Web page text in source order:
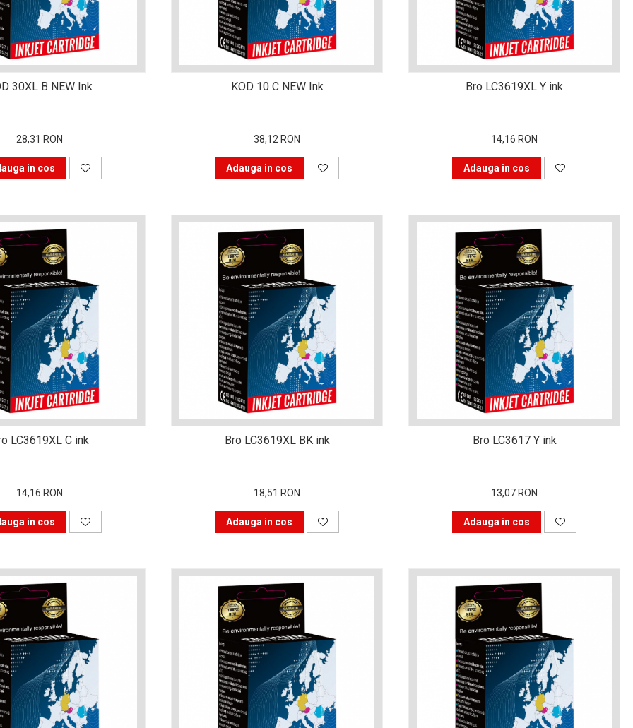
30XL B NEW Ink
28,31 RON
in cos
KOD 10 C NEW Ink
38,12 RON
Adauga in cos
Bro LC3619XL Y ink
14,16 RON
Adauga in cos
LC3619XL C ink
14,16 RON
in cos
Bro LC3619XL BK ink
18,51 RON
Adauga in cos
Bro LC3617 Y ink
13,07 RON
Adauga in cos